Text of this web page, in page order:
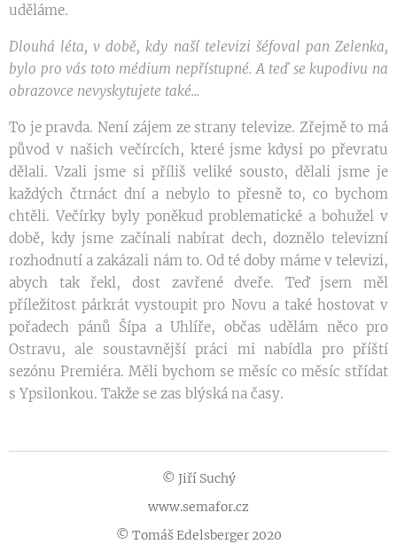
uděláme.
Dlouhá léta, v době, kdy naší televizi šéfoval pan Zelenka,
bylo pro vás toto médium nepřístupné. A teď se kupodivu na
obrazovce nevyskytujete také...
To je pravda. Není zájem ze strany televize. Zřejmě to má
původ v našich večírcích, které jsme kdysi po převratu
dělali. Vzali jsme si příliš veliké sousto, dělali jsme je
každých čtrnáct dní a nebylo to přesně to, co bychom
chtěli. Večírky byly poněkud problematické a bohužel v
době, kdy jsme začínali nabírat dech, doznělo televizní
rozhodnutí a zakázali nám to. Od té doby máme v televizi,
abych tak řekl, dost zavřené dveře. Teď jsem měl
příležitost párkrát vystoupit pro Novu a také hostovat v
pořadech pánů Šípa a Uhlíře, občas udělám něco pro
Ostravu, ale soustavnější práci mi nabídla pro příští
sezónu Premiéra. Měli bychom se měsíc co měsíc střídat
s Ypsilonkou. Takže se zas blýská na časy.
© Jiří Suchý
www.semafor.cz
© Tomáš Edelsberger 2020